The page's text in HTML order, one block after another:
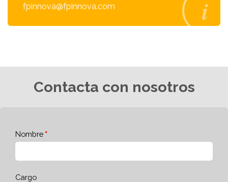
fpinnova@fpinnova.com
Contacta con nosotros
Nombre
Cargo